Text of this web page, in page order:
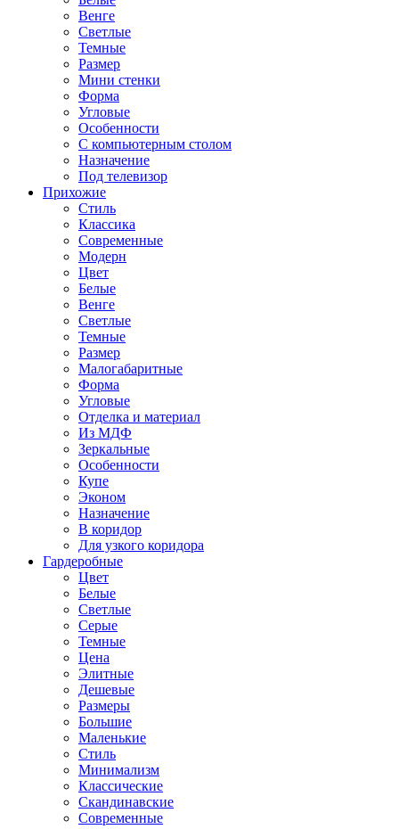
Венге
Светлые
Темные
Размер
Мини стенки
Форма
Угловые
Особенности
С компьютерным столом
Назначение
Под телевизор
Прихожие
Стиль
Классика
Современные
Модерн
Цвет
Белые
Венге
Светлые
Темные
Размер
Малогабаритные
Форма
Угловые
Отделка и материал
Из МДФ
Зеркальные
Особенности
Купе
Эконом
Назначение
В коридор
Для узкого коридора
Гардеробные
Цвет
Белые
Светлые
Серые
Темные
Цена
Элитные
Дешевые
Размеры
Большие
Маленькие
Стиль
Минимализм
Классические
Скандинавские
Современные